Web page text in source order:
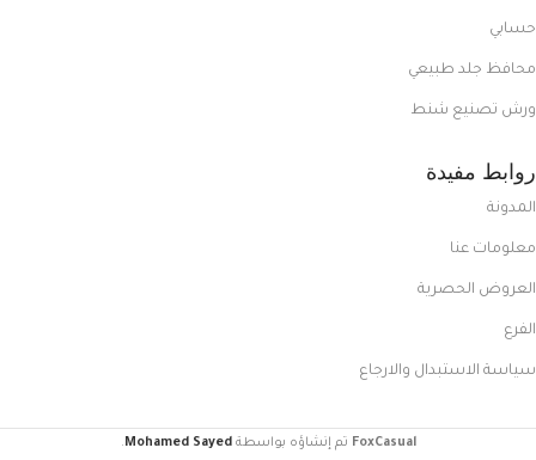
حسابي
محافظ جلد طبيعي
ورش تصنيع شنط
روابط مفيدة
المدونة
معلومات عنا
العروض الحصرية
الفرع
سياسة الاستبدال والارجاع
FoxCasual تم إنشاؤه بواسطةMohamed Sayed
.